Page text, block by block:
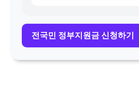
전국민 정부지원금 신청하기